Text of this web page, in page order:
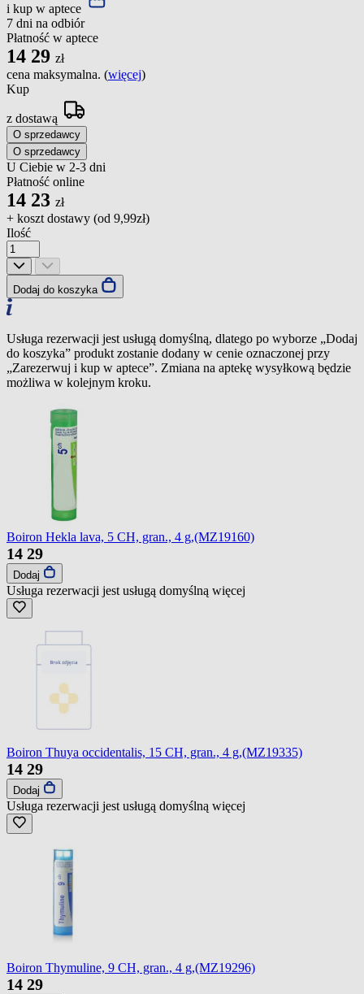
i kup w aptece
7 dni na odbiór
Płatność w aptece
14 29 zł
cena maksymalna. (więcej)
Kup
z dostawą
O sprzedawcy
O sprzedawcy
U Ciebie w 2-3 dni
Płatność online
14 23 zł
+ koszt dostawy (od 9,99zł)
Ilość
Dodaj do koszyka
Usługa rezerwacji jest usługą domyślną, dlatego po wyborze „Dodaj
do koszyka” produkt zostanie dodany w cenie oznaczonej przy
„Zarezerwuj i kup w aptece”. Zmiana na aptekę wysyłkową będzie
możliwa w kolejnym kroku.
Boiron Hekla lava, 5 CH, gran., 4 g,(MZ19160)
14 29
Dodaj
Usługa rezerwacji jest usługą domyślną więcej
Boiron Thuya occidentalis, 15 CH, gran., 4 g,(MZ19335)
14 29
Dodaj
Usługa rezerwacji jest usługą domyślną więcej
Boiron Thymuline, 9 CH, gran., 4 g,(MZ19296)
14 29